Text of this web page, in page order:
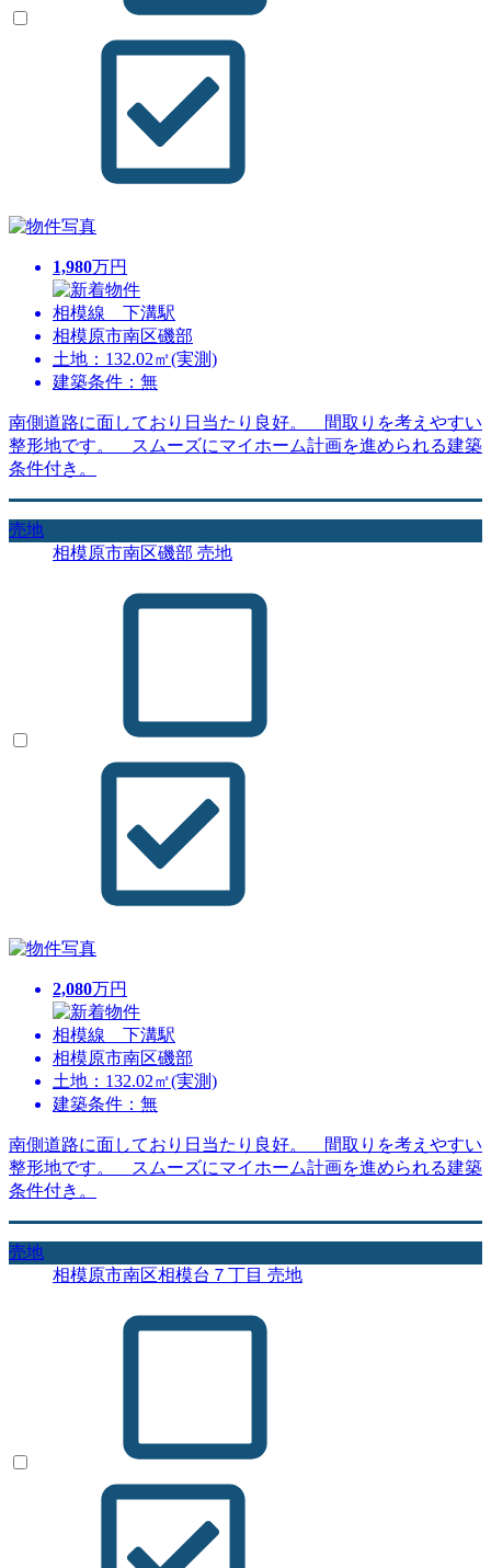
1,980万円
相模線 下溝駅
相模原市南区磯部
土地：132.02㎡(実測)
建築条件：無
南側道路に面しており日当たり良好。 間取りを考えやすい
整形地です。 スムーズにマイホーム計画を進められる建築
条件付き。
売地
相模原市南区磯部 売地
2,080万円
相模線 下溝駅
相模原市南区磯部
土地：132.02㎡(実測)
建築条件：無
南側道路に面しており日当たり良好。 間取りを考えやすい
整形地です。 スムーズにマイホーム計画を進められる建築
条件付き。
売地
相模原市南区相模台７丁目 売地